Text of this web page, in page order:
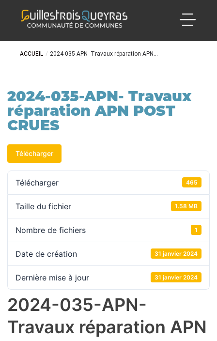
ACCUEIL / 2024-035-APN- Travaux réparation APN...
2024-035-APN- Travaux
réparation APN POST
CRUES
Télécharger
Télécharger 465
Taille du fichier 1.58 MB
Nombre de fichiers 1
Date de création 31 janvier 2024
Dernière mise à jour 31 janvier 2024
2024-035-APN-
Travaux réparation APN